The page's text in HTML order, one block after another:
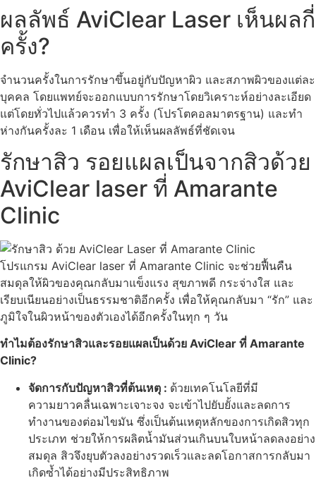
ผลลัพธ์ AviClear Laser เห็นผลกี่
ครั้ง?
จำนวนครั้งในการรักษาขึ้นอยู่กับปัญหาผิว และสภาพผิวของแต่ละ
บุคคล โดยแพทย์จะออกแบบการรักษาโดยวิเคราะห์อย่างละเอียด
แต่โดยทั่วไปแล้วควรทำ 3 ครั้ง (โปรโตคอลมาตรฐาน) และทำ
ห่างกันครั้งละ 1 เดือน เพื่อให้เห็นผลลัพธ์ที่ชัดเจน
รักษาสิว รอยแผลเป็นจากสิวด้วย
AviClear laser ที่ Amarante
Clinic
โปรแกรม AviClear laser ที่ Amarante Clinic จะช่วยฟื้นคืน
สมดุลให้ผิวของคุณกลับมาแข็งแรง สุขภาพดี กระจ่างใส และ
เรียบเนียนอย่างเป็นธรรมชาติอีกครั้ง เพื่อให้คุณกลับมา “รัก” และ
ภูมิใจในผิวหน้าของตัวเองได้อีกครั้งในทุก ๆ วัน
ทำไมต้องรักษาสิวและรอยแผลเป็นด้วย AviClear ที่ Amarante
Clinic?
จัดการกับปัญหาสิวที่ต้นเหตุ : ด้วยเทคโนโลยีที่มี
ความยาวคลื่นเฉพาะเจาะจง จะเข้าไปยับยั้งและลดการ
ทำงานของต่อมไขมัน ซึ่งเป็นต้นเหตุหลักของการเกิดสิวทุก
ประเภท ช่วยให้การผลิตน้ำมันส่วนเกินบนใบหน้าลดลงอย่าง
สมดุล สิวจึงยุบตัวลงอย่างรวดเร็วและลดโอกาสการกลับมา
เกิดซ้ำได้อย่างมีประสิทธิภาพ